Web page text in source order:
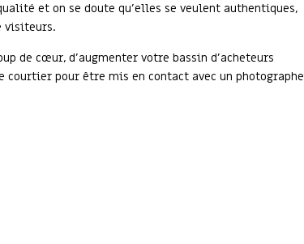
et on se doute qu’elles se veulent authentiques,
visiteurs.
de cœur, d’augmenter votre bassin d’acheteurs
courtier pour être mis en contact avec un photographe